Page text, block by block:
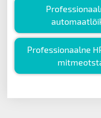
Professionaalne